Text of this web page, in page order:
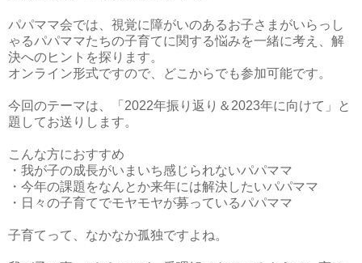
パパママ会では、視覚に障がいのあるお子さまがいらっし
ゃるパパママたちの子育てに関する悩みを一緒に考え、解
決へのヒントを探ります。
オンライン形式ですので、どこからでも参加可能です。
今回のテーマは、「2022年振り返り＆2023年に向けて」と
題してお送りします。
こんな方におすすめ
・我が子の成長がいまいち感じられないパパママ
・今年の課題をなんとか来年には解決したいパパママ
・日々の子育てでモヤモヤが募っているパパママ
子育てって、なかなか孤独ですよね。